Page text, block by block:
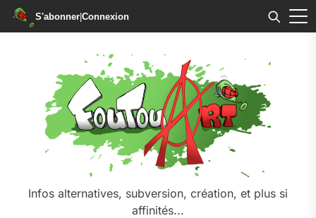
S'abonner|Connexion
Infos alternatives, subversion, création, et plus si
affinités...